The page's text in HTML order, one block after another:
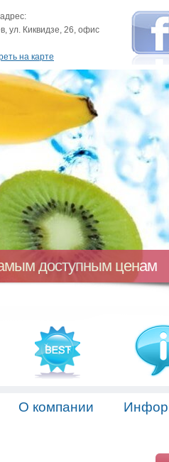
ул. Киквидзе, 26, офис
на карте
доступным ценам
О компании